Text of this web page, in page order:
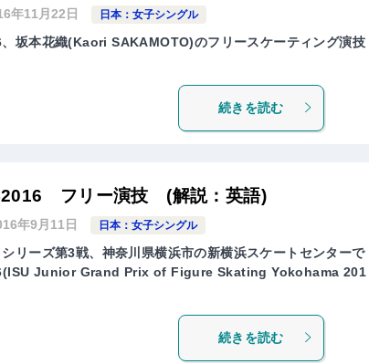
年11月22日 日本：女子シングル
坂本花織(Kaori SAKAMOTO)のフリースケーティング演技
続きを読む
フリー演技 (解説：英語)
年9月11日 日本：女子シングル
リーズ第3戦、神奈川県横浜市の新横浜スケートセンターで
Junior Grand Prix of Figure Skating Yokohama 201
続きを読む